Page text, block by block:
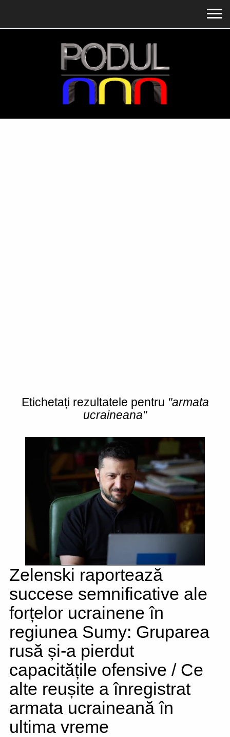
Etichetați rezultatele pentru "armata
ucraineana"
Zelenski raportează
succese semnificative ale
forțelor ucrainene în
regiunea Sumy: Gruparea
rusă și-a pierdut
capacitățile ofensive / Ce
alte reușite a înregistrat
armata ucraineană în
ultima vreme